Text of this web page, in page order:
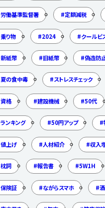
労働基準監督署 定額減税
乗り物 2024 クールビ
新紙幣 旧紙幣 偽造防
夏の食中毒 ストレスチェック
資格 建設機械 50代
ランキング 50円アップ
値上げ 人材紹介 収入
枕詞 報告書 5W1H
保険証 ながらスマホ